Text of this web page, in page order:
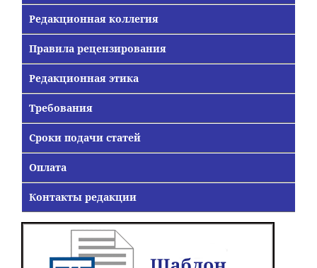
Редакционная коллегия
Правила рецензирования
Редакционная этика
Требования
Сроки подачи статей
Оплата
Контакты редакции